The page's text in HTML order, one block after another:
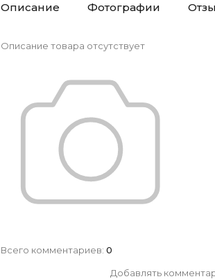
Описание Фотографии
Описание товара отсутствует
Всего комментариев:0
Добавлять